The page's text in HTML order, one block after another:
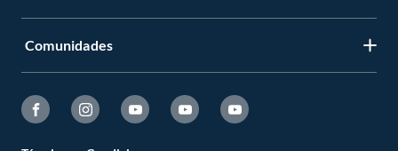
Comunidades